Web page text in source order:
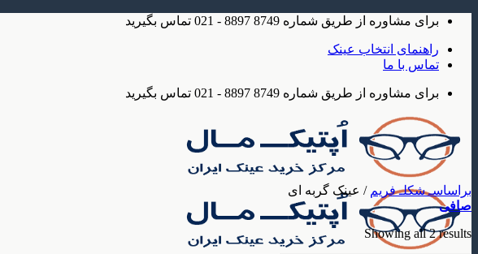
Skip
content
برای مشاوره از طریق شماره 8749 8897 - 021 تماس بگیرید
راهنمای انتخاب عینک
تماس با ما
برای مشاوره از طریق شماره 8749 8897 - 021 تماس بگیرید
براساسـ شکلـ فریم / عینک گربه ای
صافی
Showing all 2 results
Sorted